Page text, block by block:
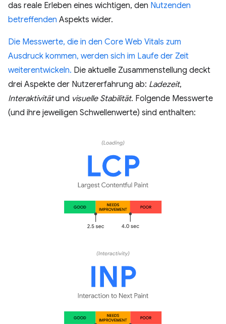
das reale Erleben eines wichtigen, den Nutzenden
betreffenden Aspekts wider.
Die Messwerte, die in den Core Web Vitals zum
Ausdruck kommen, werden sich im Laufe der Zeit
weiterentwickeln. Die aktuelle Zusammenstellung deckt
drei Aspekte der Nutzererfahrung ab: Ladezeit,
Interaktivitätund visuelle Stabilität. Folgende Messwerte
(und ihre jeweiligen Schwellenwerte) sind enthalten: